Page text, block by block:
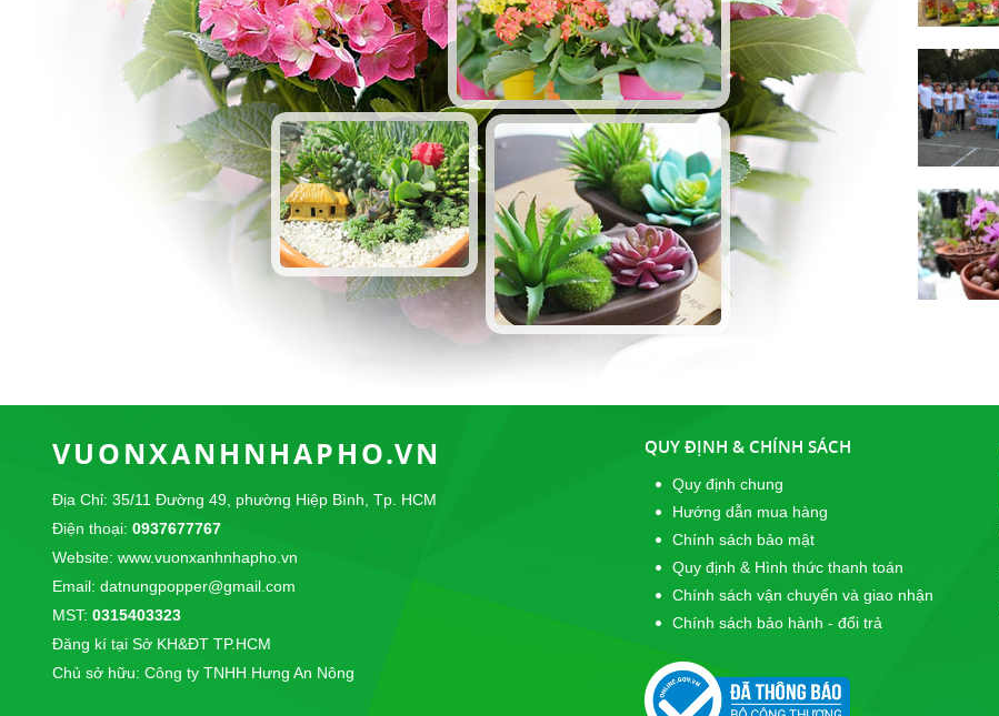
VUONXANHNHAPHO.VN
Địa Chỉ: 35/11 Đường 49, phường Hiệp Bình, Tp. HCM
Điện thoại: 0937677767
Website: www.vuonxanhnhapho.vn
Email: datnungpopper@gmail.com
MST: 0315403323
Đăng kí tại Sở KH&ĐT TP.HCM
Chủ sở hữu: Công ty TNHH Hưng An Nông
QUY ĐỊNH & CHÍNH SÁCH
Quy định chung
Hướng dẫn mua hàng
Chính sách bảo mật
Quy định & Hình thức thanh toán
Chính sách vận chuyển và giao nhận
Chính sách bảo hành - đổi trả